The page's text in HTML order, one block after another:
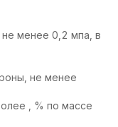
менее 0,2 мпа, в
не менее
, % по массе